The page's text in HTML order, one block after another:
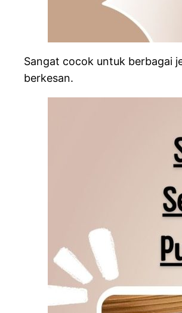
Sangat cocok untuk berbagai
berkesan.